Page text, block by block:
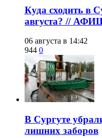
​Куда сходить в
августа? //
06 августа в 14:42
944 0
​В Сургуте
лишних заборов